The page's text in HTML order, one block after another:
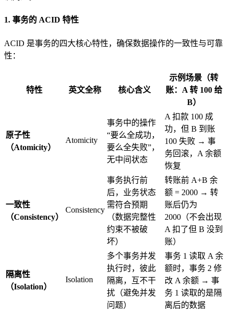
1. 事务的 ACID 特性
ACID 是事务的四大核心特性，确保数据操作的一致性与可靠
性：
特性 英文全称 核心含义
示例场景（转
账：A 转 100 给
B）
原子性
（Atomicity）
Atomicity
事务中的操作
“要么全成功，
要么全失败”，
无中间状态
A 扣款 100 成
功，但 B 到账
100 失败 → 事
务回滚，A 余额
恢复
一致性
（Consistency）
Consistency
事务执行前
后，业务状态
需符合预期
（数据完整性
约束不被破
坏）
转账前 A+B 余
额 = 2000 → 转
账后仍为
2000（不会出现
A 扣了但 B 没到
账）
隔离性
（Isolation）
Isolation
多个事务并发
执行时，彼此
隔离，互不干
扰（避免并发
问题）
事务 1 读取 A 余
额时，事务 2 修
改 A 余额 → 事
务 1 读取的是隔
离后的数据